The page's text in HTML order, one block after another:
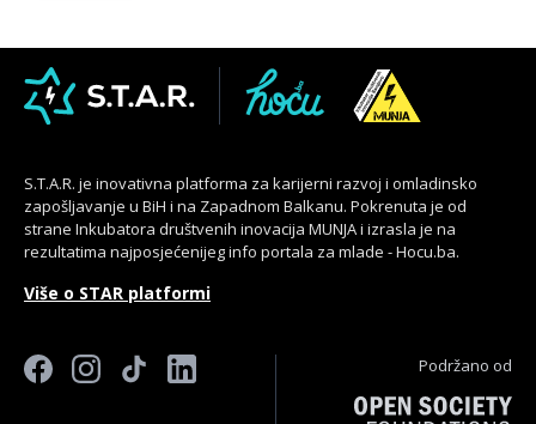
S.T.A.R. je inovativna platforma za karijerni razvoj i omladinsko
zapošljavanje u BiH i na Zapadnom Balkanu. Pokrenuta je od
strane Inkubatora društvenih inovacija MUNJA i izrasla je na
rezultatima najposjećenijeg info portala za mlade - Hocu.ba.
Više o STAR platformi
Podržano od